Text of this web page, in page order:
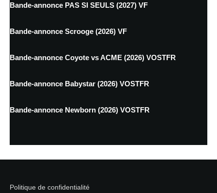
Bande-annonce PAS SI SEULS (2027) VF
Bande-annonce Scrooge (2026) VF
Bande-annonce Coyote vs ACME (2026) VOSTFR
Bande-annonce Babystar (2026) VOSTFR
Bande-annonce Newborn (2026) VOSTFR
Politique de confidentialité